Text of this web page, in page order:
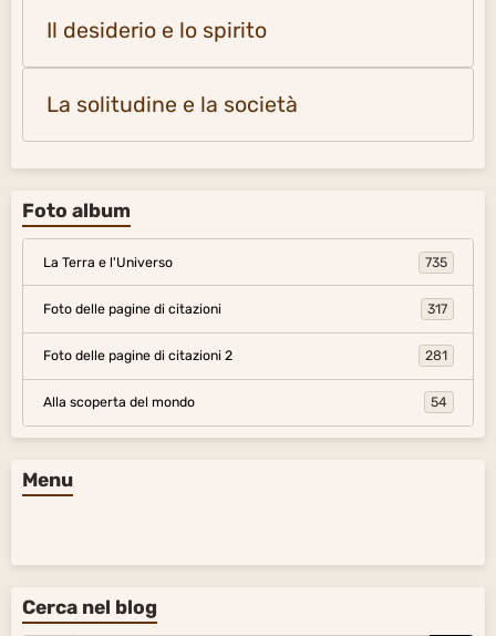
Il desiderio e lo spirito
La solitudine e la società
Foto album
La Terra e l'Universo 735
Foto delle pagine di citazioni 317
Foto delle pagine di citazioni 2 281
Alla scoperta del mondo 54
Menu
Cerca nel blog